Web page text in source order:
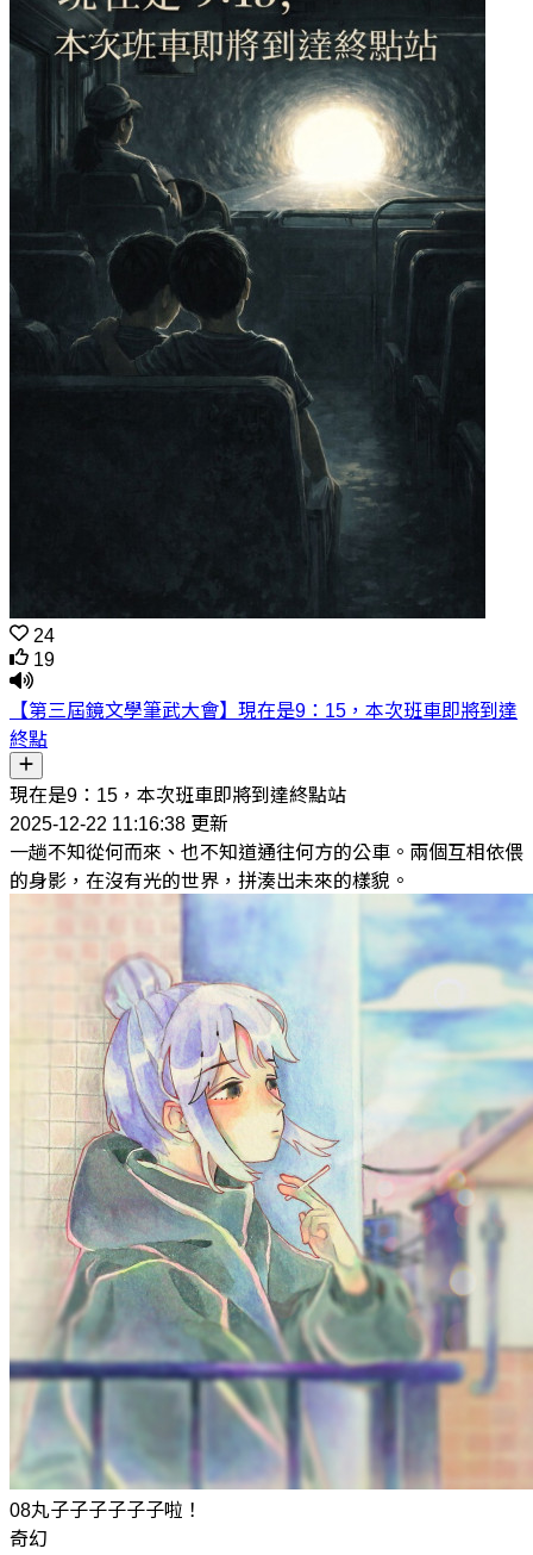
24
19
【第三屆鏡文學筆武大會】現在是9：15，本次班車即將到達
終點
現在是9：15，本次班車即將到達終點站
2025-12-22 11:16:38 更新
一趟不知從何而來、也不知道通往何方的公車。兩個互相依偎
的身影，在沒有光的世界，拼湊出未來的樣貌。
08丸子子子子子子啦！
奇幻